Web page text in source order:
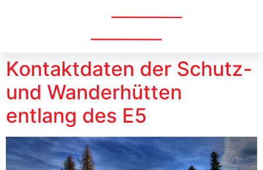
Kontaktdaten der Schutz-
und Wanderhütten
entlang des E5